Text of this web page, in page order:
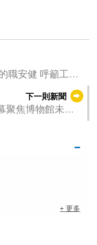
呼籲工友
下一則新聞
聚焦博物館未來
+ 更多